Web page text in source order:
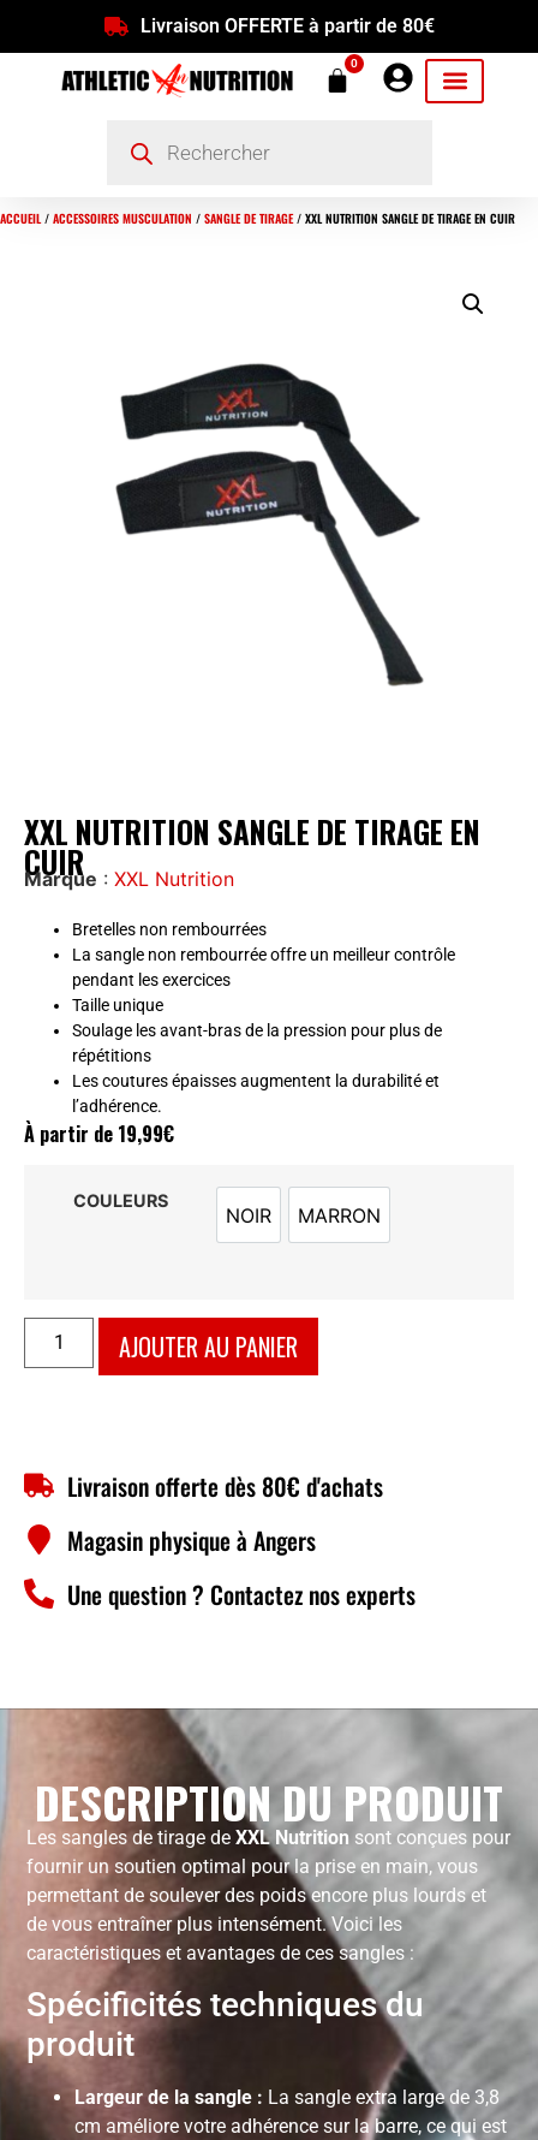
Livraison OFFERTE à partir de 80€
0
ACCUEIL/ ACCESSOIRES MUSCULATION / SANGLE DE TIRAGE/ XXL NUTRITION SANGLE DE TIRAGE EN CUIR
XXL NUTRITION SANGLE DE TIRAGE EN
CUIR
Marque : XXL Nutrition
Bretelles non rembourrées
La sangle non rembourrée offre un meilleur contrôle
pendant les exercices
Taille unique
Soulage les avant-bras de la pression pour plus de
répétitions
Les coutures épaisses augmentent la durabilité et
l’adhérence.
À partir de 19,99€
COULEURS
NOIR
NOIR
MARRON
MARRON
AJOUTER AU PANIER
Livraison offerte dès 80€ d'achats
Magasin physique à Angers
Une question ? Contactez nos experts
DESCRIPTION DU PRODUIT
Les sangles de tirage deXXL Nutrition sont conçues pour
fournir un soutien optimal pour la prise en main, vous
permettant de soulever des poids encore plus lourds et
de vous entraîner plus intensément. Voici les
caractéristiques et avantages de ces sangles :
Spécificités techniques du
produit
Largeur de la sangle : La sangle extra large de 3,8
cm améliore votre adhérence sur la barre, ce qui est